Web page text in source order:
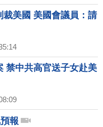
裁美國 美國會議員：請
禁中共高官送子女赴美
報